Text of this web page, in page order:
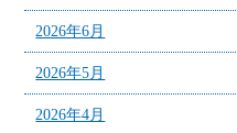
2026年6月
2026年5月
2026年4月